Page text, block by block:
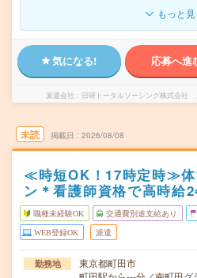
もっと
気になる! 応募へ進
派遣会社 日研トータルソーシング株式会
未読 掲載日 2026/08/08
≪時短OK！17時定時≫体
ン＊看護師資格で高時給
職種未経験OK 交通費別途支給あり
WEB登録OK 派遣
勤務地
東京都町田市